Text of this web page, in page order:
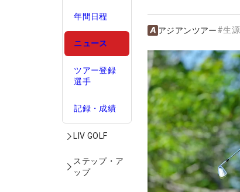
年間日程
ニュース
ツアー登録
選手
記録・成績
LIV GOLF
ステップ・ア
ップ
アジアンツアー#生